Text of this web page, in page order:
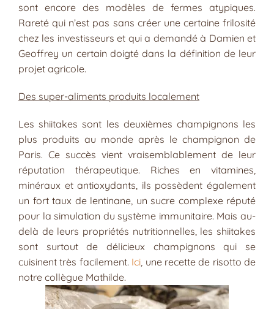
sont encore des modèles de fermes atypiques.
Rareté qui n’est pas sans créer une certaine frilosité
chez les investisseurs et qui a demandé à Damien et
Geoffrey un certain doigté dans la définition de leur
projet agricole.
Des super-aliments produits localement
Les shiitakes sont les deuxièmes champignons les
plus produits au monde après le champignon de
Paris. Ce succès vient vraisemblablement de leur
réputation thérapeutique. Riches en vitamines,
minéraux et antioxydants, ils possèdent également
un fort taux de lentinane, un sucre complexe réputé
pour la simulation du système immunitaire. Mais au-
delà de leurs propriétés nutritionnelles, les shiitakes
sont surtout de délicieux champignons qui se
cuisinent très facilement. Ici, une recette de risotto de
notre collègue Mathilde.